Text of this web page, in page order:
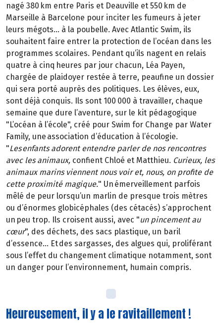
nagé 380 km entre Paris et Deauville et 550 km de
Marseille à Barcelone pour inciter les fumeurs à jeter
leurs mégots… à la poubelle. Avec Atlantic Swim, ils
souhaitent faire entrer la protection de l’océan dans les
programmes scolaires. Pendant qu’ils nagent en relais
quatre à cinq heures par jour chacun, Léa Payen,
chargée de plaidoyer restée à terre, peaufine un dossier
qui sera porté auprès des politiques. Les élèves, eux,
sont déjà conquis. Ils sont 100 000 à travailler, chaque
semaine que dure l’aventure, sur le kit pédagogique
"L’océan à l’école", créé pour Swim for Change par Water
Family, une association d’éducation à l’écologie.
"Les enfants adorent entendre parler de nos rencontres
avec les animaux, confient Chloé et Matthieu. Curieux, les
animaux marins viennent nous voir et, nous, on profite de
cette proximité magique." Un émerveillement parfois
mêlé de peur lorsqu’un marlin de presque trois mètres
ou d’énormes globicéphales (des cétacés) s’approchent
un peu trop. Ils croisent aussi, avec "un pincement au
cœur", des déchets, des sacs plastique, un baril
d’essence... Et des sargasses, des algues qui, proliférant
sous l’effet du changement climatique notamment, sont
un danger pour l’environnement, humain compris.
Heureusement, il y a le ravitaillement !